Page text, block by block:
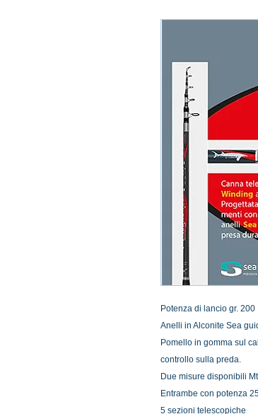
Potenza di lancio gr. 200
Anelli in Alconite Sea
Pomello in gomma sul
controllo sulla preda.
Due misure disponibili
Entrambe con potenza
5 sezioni telescopiche